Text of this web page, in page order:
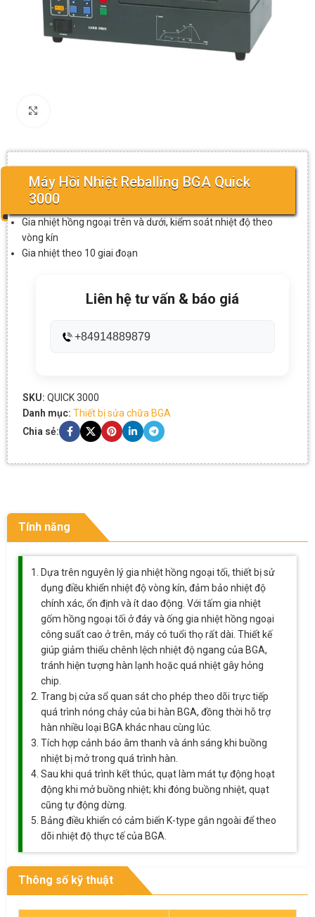
Máy Hồi Nhiệt Reballing BGA Quick
3000
Gia nhiệt hồng ngoại trên và dưới, kiểm soát nhiệt độ theo
vòng kín
Gia nhiệt theo 10 giai đoạn
Liên hệ tư vấn & báo giá
+84914889879
SKU: QUICK 3000
Danh mục: Thiết bị sửa chữa BGA
Chia sẻ:
Tính năng
Dựa trên nguyên lý gia nhiệt hồng ngoại tối, thiết bị sử
dụng điều khiển nhiệt độ vòng kín, đảm bảo nhiệt độ
chính xác, ổn định và ít dao động. Với tấm gia nhiệt
gốm hồng ngoại tối ở đáy và ống gia nhiệt hồng ngoại
công suất cao ở trên, máy có tuổi thọ rất dài. Thiết kế
giúp giảm thiểu chênh lệch nhiệt độ ngang của BGA,
tránh hiện tượng hàn lạnh hoặc quá nhiệt gây hỏng
chip.
Trang bị cửa sổ quan sát cho phép theo dõi trực tiếp
quá trình nóng chảy của bi hàn BGA, đồng thời hỗ trợ
hàn nhiều loại BGA khác nhau cùng lúc.
Tích hợp cảnh báo âm thanh và ánh sáng khi buồng
nhiệt bị mở trong quá trình hàn.
Sau khi quá trình kết thúc, quạt làm mát tự động hoạt
động khi mở buồng nhiệt; khi đóng buồng nhiệt, quạt
cũng tự động dừng.
Bảng điều khiển có cảm biến K-type gắn ngoài để theo
dõi nhiệt độ thực tế của BGA.
Thông số kỹ thuật